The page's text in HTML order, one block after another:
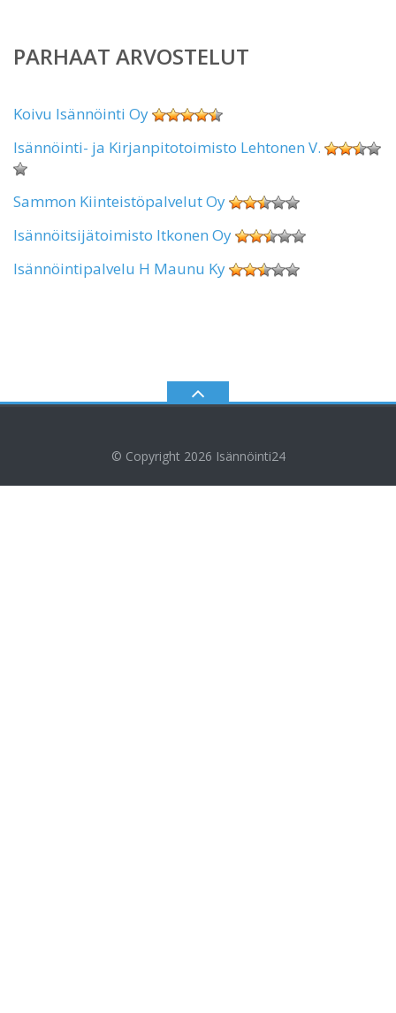
PARHAAT ARVOSTELUT
Koivu Isännöinti Oy
Isännöinti- ja Kirjanpitotoimisto Lehtonen V.
Sammon Kiinteistöpalvelut Oy
Isännöitsijätoimisto Itkonen Oy
Isännöintipalvelu H Maunu Ky
© Copyright 2026 Isännöinti24